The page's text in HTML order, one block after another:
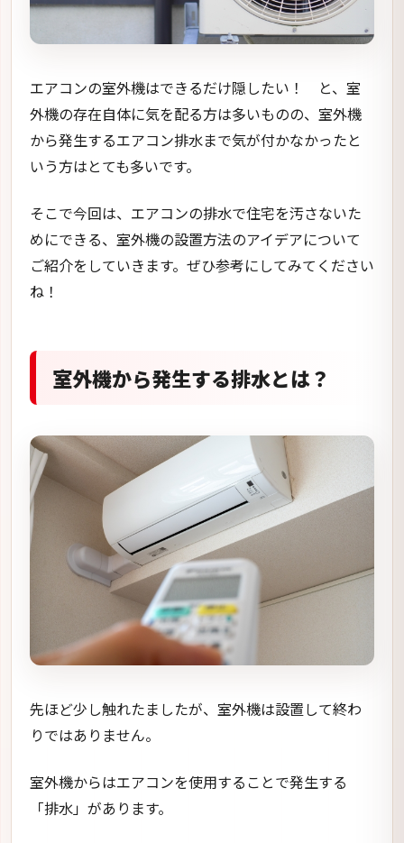
エアコンの室外機はできるだけ隠したい！ と、室
外機の存在自体に気を配る方は多いものの、室外機
から発生するエアコン排水まで気が付かなかったと
いう方はとても多いです。
そこで今回は、エアコンの排水で住宅を汚さないた
めにできる、室外機の設置方法のアイデアについて
ご紹介をしていきます。ぜひ参考にしてみてください
ね！
室外機から発生する排水とは？
先ほど少し触れたましたが、室外機は設置して終わ
りではありません。
室外機からはエアコンを使用することで発生する
「排水」があります。